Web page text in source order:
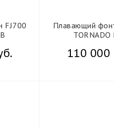
FJ700
Плавающий
TORNADO
110 000